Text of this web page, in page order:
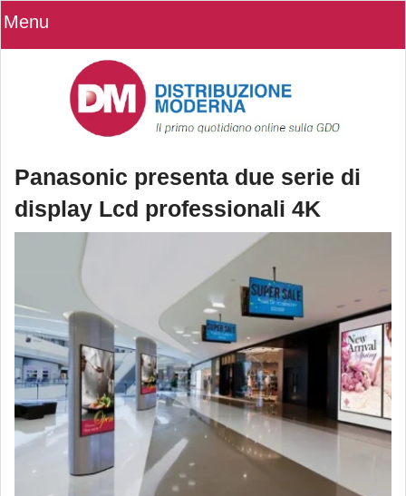
Menu
Panasonic presenta due serie di
display Lcd professionali 4K